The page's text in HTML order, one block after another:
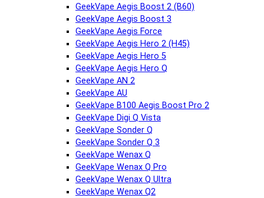
GeekVape Aegis Boost 2 (B60)
GeekVape Aegis Boost 3
GeekVape Aegis Force
GeekVape Aegis Hero 2 (H45)
GeekVape Aegis Hero 5
GeekVape Aegis Hero Q
GeekVape AN 2
GeekVape AU
GeekVape B100 Aegis Boost Pro 2
GeekVape Digi Q Vista
GeekVape Sonder Q
GeekVape Sonder Q 3
GeekVape Wenax Q
GeekVape Wenax Q Pro
GeekVape Wenax Q Ultra
GeekVape Wenax Q2